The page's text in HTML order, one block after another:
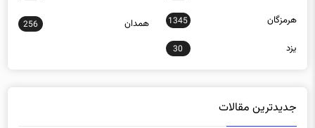
هرمزگان 1345 همدان 256
یزد 30
جدیدترین مقالات